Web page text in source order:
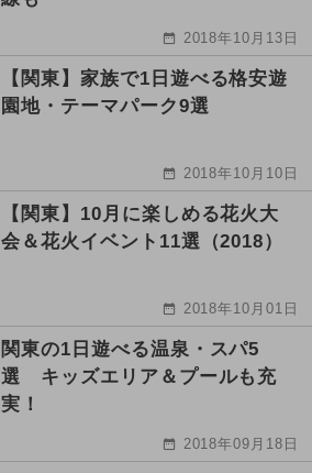
2018年10月13日
【関東】家族で1日遊べる格安遊
園地・テーマパーク9選
2018年10月10日
【関東】10月に楽しめる花火大
会＆花火イベント11選（2018）
2018年10月01日
関東の1日遊べる温泉・スパ5
選 キッズエリア＆プールも充
実！
2018年09月18日